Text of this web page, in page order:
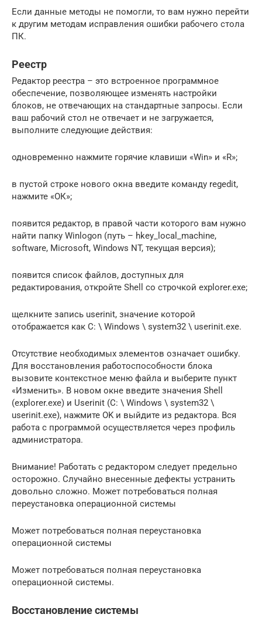
Если данные методы не помогли, то вам нужно перейти
к другим методам исправления ошибки рабочего стола
ПК.
Реестр
Редактор реестра – это встроенное программное
обеспечение, позволяющее изменять настройки
блоков, не отвечающих на стандартные запросы. Если
ваш рабочий стол не отвечает и не загружается,
выполните следующие действия:
одновременно нажмите горячие клавиши «Win» и «R»;
в пустой строке нового окна введите команду regedit,
нажмите «ОК»;
появится редактор, в правой части которого вам нужно
найти папку Winlogon (путь – hkey_local_machine,
software, Microsoft, Windows NT, текущая версия);
появится список файлов, доступных для
редактирования, откройте Shell со строчкой explorer.exe;
щелкните запись userinit, значение которой
отображается как C: \ Windows \ system32 \ userinit.exe.
Отсутствие необходимых элементов означает ошибку.
Для восстановления работоспособности блока
вызовите контекстное меню файла и выберите пункт
«Изменить». В новом окне введите значения Shell
(explorer.exe) и Userinit (C: \ Windows \ system32 \
userinit.exe), нажмите OK и выйдите из редактора. Вся
работа с программой осуществляется через профиль
администратора.
Внимание! Работать с редактором следует предельно
осторожно. Случайно внесенные дефекты устранить
довольно сложно. Может потребоваться полная
переустановка операционной системы
Может потребоваться полная переустановка
операционной системы
Может потребоваться полная переустановка
операционной системы.
Восстановление системы